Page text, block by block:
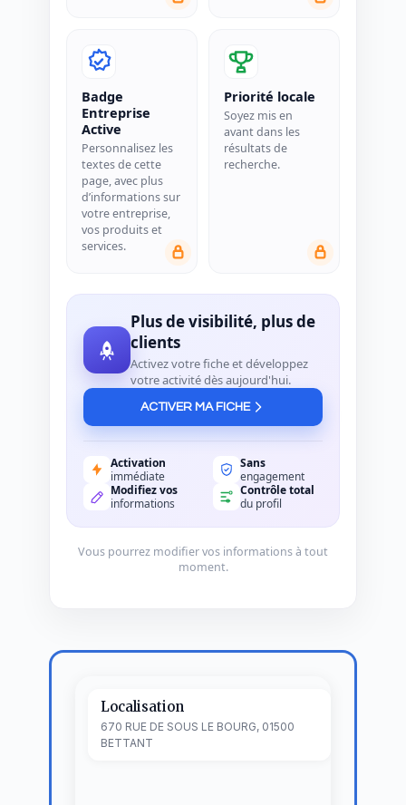
Badge
Entreprise
Active
Personnalisez les
textes de cette
page, avec plus
d’informations sur
votre entreprise,
vos produits et
services.
Priorité locale
Soyez mis en
avant dans les
résultats de
recherche.
Plus de visibilité, plus de
clients
Activez votre fiche et développez
votre activité dès aujourd'hui.
ACTIVER MA FICHE
Activation
immédiate
Sans
engagement
Modifiez vos
informations
Contrôle total
du profil
Vous pourrez modifier vos informations à tout
moment.
Localisation
670 RUE DE SOUS LE BOURG, 01500
BETTANT